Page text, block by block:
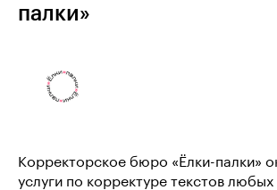
палки»
Корректорское бюро «Ёлки-палки»
услуги по корректуре текстов